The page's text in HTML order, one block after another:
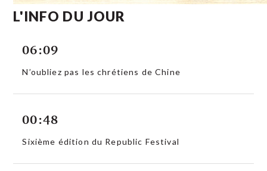
L'INFO DU JOUR
06:09
N’oubliez pas les chrétiens de Chine
00:48
Sixième édition du Republic Festival